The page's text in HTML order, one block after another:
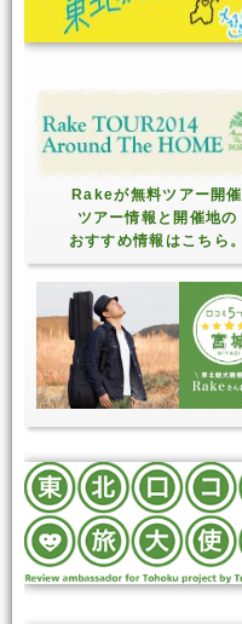
Rakeが無料ツアー開催
ツアー情報と開催地の
おすすめ情報はこちら。